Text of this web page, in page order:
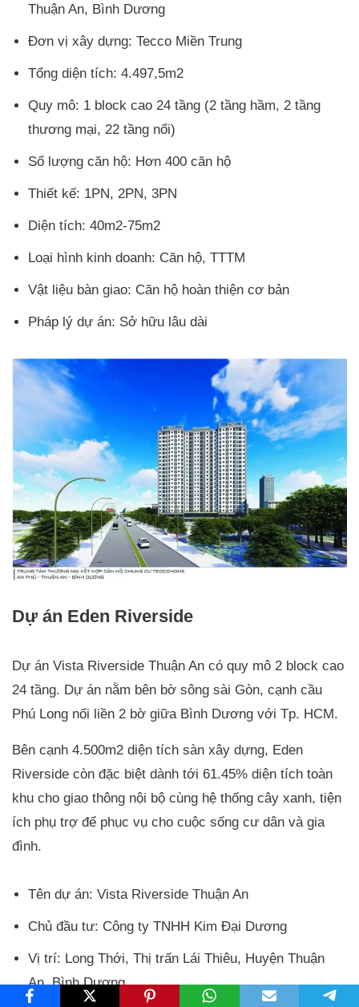
Thuận An, Bình Dương
Đơn vị xây dựng: Tecco Miền Trung
Tổng diện tích: 4.497,5m2
Quy mô: 1 block cao 24 tầng (2 tầng hầm, 2 tầng
thương mại, 22 tầng nổi)
Số lượng căn hộ: Hơn 400 căn hộ
Thiết kế: 1PN, 2PN, 3PN
Diện tích: 40m2-75m2
Loại hình kinh doanh: Căn hộ, TTTM
Vật liệu bàn giao: Căn hộ hoàn thiện cơ bản
Pháp lý dự án: Sở hữu lâu dài
Dự án Eden Riverside
Dự án Vista Riverside Thuận An có quy mô 2 block cao
24 tầng. Dự án nằm bên bờ sông sài Gòn, cạnh cầu
Phú Long nối liền 2 bờ giữa Bình Dương với Tp. HCM.
Bên cạnh 4.500m2 diện tích sàn xây dựng, Eden
Riverside còn đặc biệt dành tới 61.45% diện tích toàn
khu cho giao thông nội bộ cùng hệ thống cây xanh, tiện
ích phụ trợ để phục vụ cho cuộc sống cư dân và gia
đình.
Tên dự án: Vista Riverside Thuận An
Chủ đầu tư: Công ty TNHH Kim Đại Dương
Vị trí: Long Thới, Thị trấn Lái Thiêu, Huyện Thuận
An, Bình Dương